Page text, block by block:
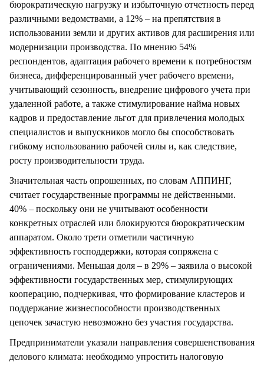
бюрократическую нагрузку и избыточную отчетность перед
различными ведомствами, а 12% – на препятствия в
использовании земли и других активов для расширения или
модернизации производства. По мнению 54%
респондентов, адаптация рабочего времени к потребностям
бизнеса, дифференцированный учет рабочего времени,
учитывающий сезонность, внедрение цифрового учета при
удаленной работе, а также стимулирование найма новых
кадров и предоставление льгот для привлечения молодых
специалистов и выпускников могло бы способствовать
гибкому использованию рабочей силы и, как следствие,
росту производительности труда.
Значительная часть опрошенных, по словам АППИНГ,
считает государственные программы не действенными.
40% – поскольку они не учитывают особенности
конкретных отраслей или блокируются бюрократическим
аппаратом. Около трети отметили частичную
эффективность господдержки, которая сопряжена с
ограничениями. Меньшая доля – в 29% – заявила о высокой
эффективности государственных мер, стимулирующих
кооперацию, подчеркивая, что формирование кластеров и
поддержание жизнеспособности производственных
цепочек зачастую невозможно без участия государства.
Предприниматели указали направления совершенствования
делового климата: необходимо упростить налоговую